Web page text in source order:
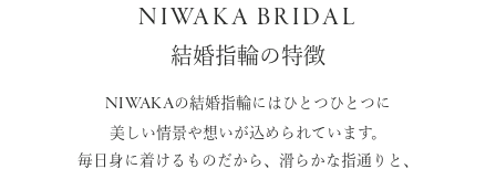
NIWAKA BRIDAL
結婚指輪の特徴
NIWAKAの結婚指輪にはひとつひとつに
美しい情景や想いが込められています。
毎日身に着けるものだから、滑らかな指通りと、